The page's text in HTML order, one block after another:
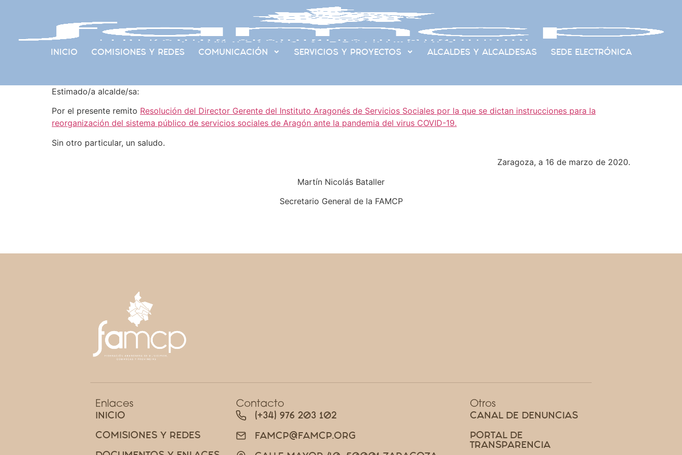
INICIO COMISIONES Y REDES COMUNICACIÓN SERVICIOS Y PROYECTOS ALCALDES Y ALCALDESAS SEDE ELECTRÓNICA
Estimado/a alcalde/sa:
Por el presente remito Resolución del Director Gerente del Instituto Aragonés de Servicios Sociales por la que se dictan instrucciones para la
reorganización del sistema público de servicios sociales de Aragón ante la pandemia del virus COVID-19.
Sin otro particular, un saludo.
Zaragoza, a 16 de marzo de 2020.
Martín Nicolás Bataller
Secretario General de la FAMCP
Enlaces
INICIO
COMISIONES Y REDES
Contacto
(+34) 976 203 102
FAMCP@FAMCP.ORG
Otros
CANAL DE DENUNCIAS
PORTAL DE
TRANSPARENCIA